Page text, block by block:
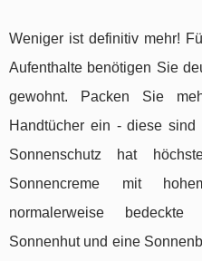
Weniger ist definitiv mehr!
Aufenthalte benötigen Sie
gewohnt. Packen Sie
Handtücher ein - diese sind
Sonnenschutz hat
Sonnencreme mit
normalerweise
Sonnenhut und eine